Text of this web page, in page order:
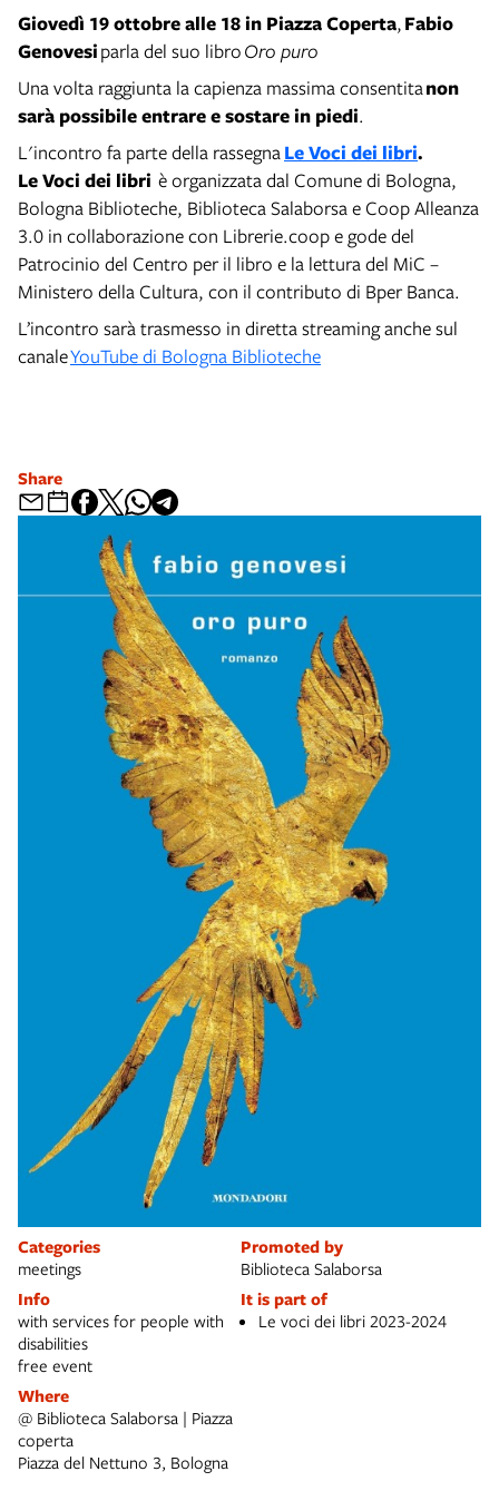
Giovedì 19 ottobrealle 18 in Piazza Coperta,Fabio
Genovesiparla del suo libroOro puro
Una volta raggiunta la capienza massima consentitanon
sarà possibile entrare e sostare in piedi.
L'incontro fa parte della rassegnaLe Voci dei libri.
Le Voci dei libri è organizzata dal Comune di Bologna,
Bologna Biblioteche, Biblioteca Salaborsa e Coop Alleanza
3.0 in collaborazione con Librerie.coop e gode del
Patrocinio del Centro per il libro e la lettura del MiC –
Ministero della Cultura, con il contributo di Bper Banca.
L’incontro sarà trasmesso in diretta streaming anche sul
canaleYouTube di Bologna Biblioteche
Categories
meetings
Promoted by
Biblioteca Salaborsa
Info
with services for people with
disabilities
free event
It is part of
Le voci dei libri 2023-2024
Where
@ Biblioteca Salaborsa | Piazza
coperta
Piazza del Nettuno 3, Bologna
Share